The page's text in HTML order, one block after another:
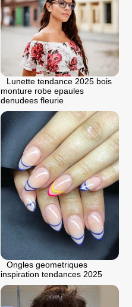
Lunette tendance 2025 bois
monture robe epaules
denudees fleurie
Ongles geometriques
inspiration tendances 2025